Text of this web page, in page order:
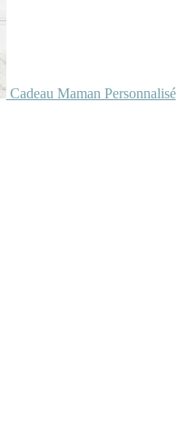
Cadeau Maman Personnalisé